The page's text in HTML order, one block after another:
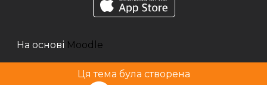
На основі Moodle
Ця тема була створена